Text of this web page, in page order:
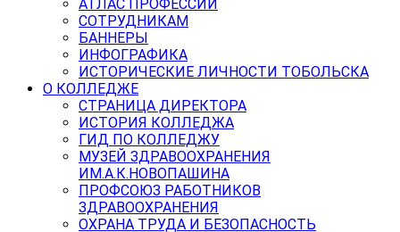
АТЛАС ПРОФЕССИЙ
СОТРУДНИКАМ
БАННЕРЫ
ИНФОГРАФИКА
ИСТОРИЧЕСКИЕ ЛИЧНОСТИ ТОБОЛЬСКА
О КОЛЛЕДЖЕ
СТРАНИЦА ДИРЕКТОРА
ИСТОРИЯ КОЛЛЕДЖА
ГИД ПО КОЛЛЕДЖУ
МУЗЕЙ ЗДРАВООХРАНЕНИЯ
ИМ.А.К.НОВОПАШИНА
ПРОФСОЮЗ РАБОТНИКОВ
ЗДРАВООХРАНЕНИЯ
ОХРАНА ТРУДА И БЕЗОПАСНОСТЬ